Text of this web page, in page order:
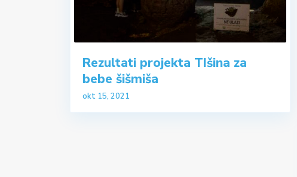
Rezultati projekta TIšina za
bebe šišmiša
okt 15, 2021